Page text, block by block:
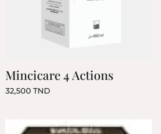
Mincicare 4 Actions
32,500 TNDPrix